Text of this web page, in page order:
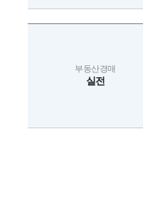
부동산경매
실전